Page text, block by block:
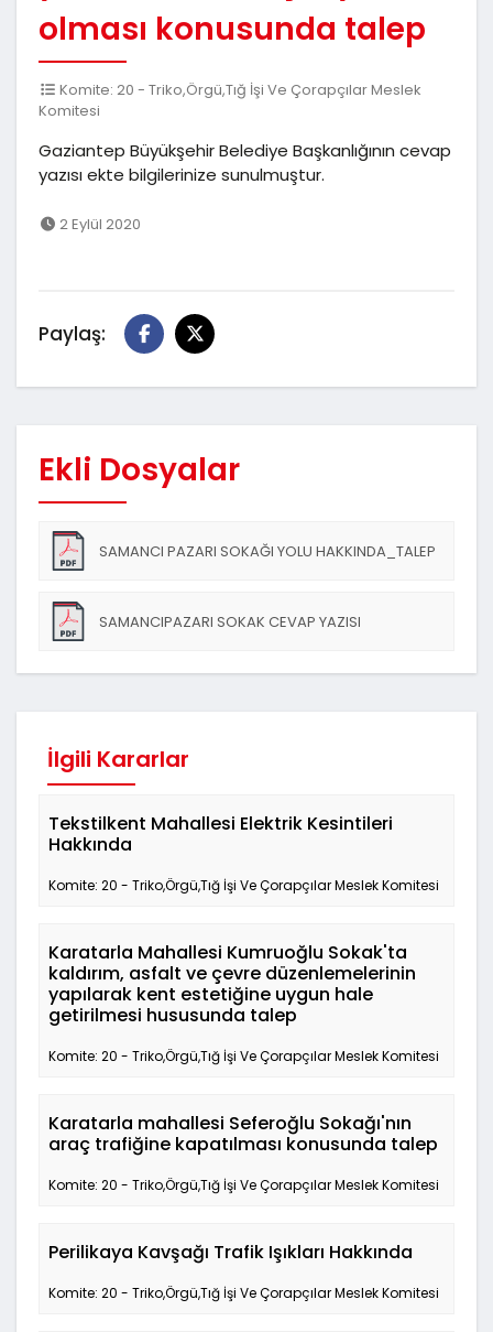
olması konusunda talep
Komite: 20 - Triko,Örgü,Tığ İşi Ve Çorapçılar Meslek
Komitesi
Gaziantep Büyükşehir Belediye Başkanlığının cevap
yazısı ekte bilgilerinize sunulmuştur.
2 Eylül 2020
Paylaş:
Ekli Dosyalar
SAMANCI PAZARI SOKAĞI YOLU HAKKINDA_TALEP
SAMANCIPAZARI SOKAK CEVAP YAZISI
İlgili Kararlar
Tekstilkent Mahallesi Elektrik Kesintileri
Hakkında
Komite: 20 - Triko,Örgü,Tığ İşi Ve Çorapçılar Meslek Komitesi
Karatarla Mahallesi Kumruoğlu Sokak'ta
kaldırım, asfalt ve çevre düzenlemelerinin
yapılarak kent estetiğine uygun hale
getirilmesi hususunda talep
Komite: 20 - Triko,Örgü,Tığ İşi Ve Çorapçılar Meslek Komitesi
Karatarla mahallesi Seferoğlu Sokağı'nın
araç trafiğine kapatılması konusunda talep
Komite: 20 - Triko,Örgü,Tığ İşi Ve Çorapçılar Meslek Komitesi
Perilikaya Kavşağı Trafik Işıkları Hakkında
Komite: 20 - Triko,Örgü,Tığ İşi Ve Çorapçılar Meslek Komitesi